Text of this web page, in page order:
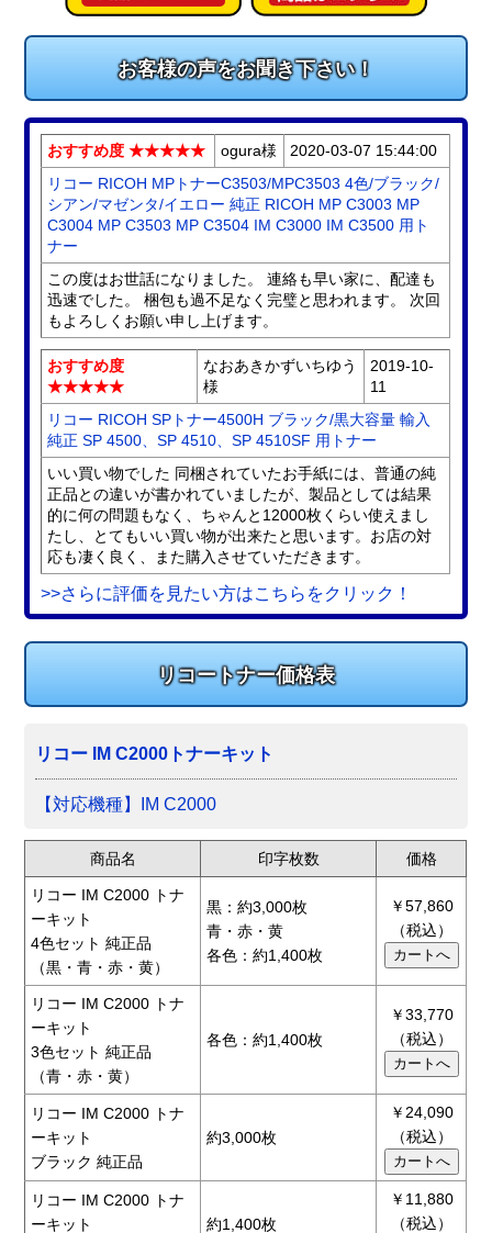
お客様の声をお聞き下さい！
おすすめ度 ★★★★★ ogura様
2020-03-07 15:44:00
リコー RICOH MPトナーC3503/MPC3503 4色/ブラック/
シアン/マゼンタ/イエロー 純正 RICOH MP C3003 MP
C3004 MP C3503 MP C3504 IM C3000 IM C3500 用ト
ナー
この度はお世話になりました。 連絡も早い家に、配達も
迅速でした。 梱包も過不足なく完璧と思われます。 次回
もよろしくお願い申し上げます。
おすすめ度
★★★★★
なおあきかずいちゆう
様
2019-10-
11
リコー RICOH SPトナー4500H ブラック/黒大容量 輸入
純正 SP 4500、SP 4510、SP 4510SF 用トナー
いい買い物でした 同梱されていたお手紙には、普通の純
正品との違いが書かれていましたが、製品としては結果
的に何の問題もなく、ちゃんと12000枚くらい使えまし
たし、とてもいい買い物が出来たと思います。お店の対
応も凄く良く、また購入させていただきます。
>>さらに評価を見たい方はこちらをクリック！
リコートナー価格表
リコー IM C2000トナーキット
【対応機種】IM C2000
商品名 印字枚数 価格
リコー IM C2000 トナ
ーキット
4色セット 純正品
（黒・青・赤・黄）
黒：約3,000枚
青・赤・黄
各色：約1,400枚
￥57,860
（税込）
リコー IM C2000 トナ
ーキット
3色セット 純正品
（青・赤・黄）
各色：約1,400枚
￥33,770
（税込）
リコー IM C2000 トナ
ーキット
ブラック 純正品
約3,000枚
￥24,090
（税込）
リコー IM C2000 トナ
ーキット
約1,400枚
￥11,880
（税込）